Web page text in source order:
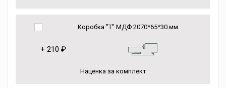
Коробка "Т" МДФ 2070*65*30 мм
+ 210 ₽
Наценка за комплект